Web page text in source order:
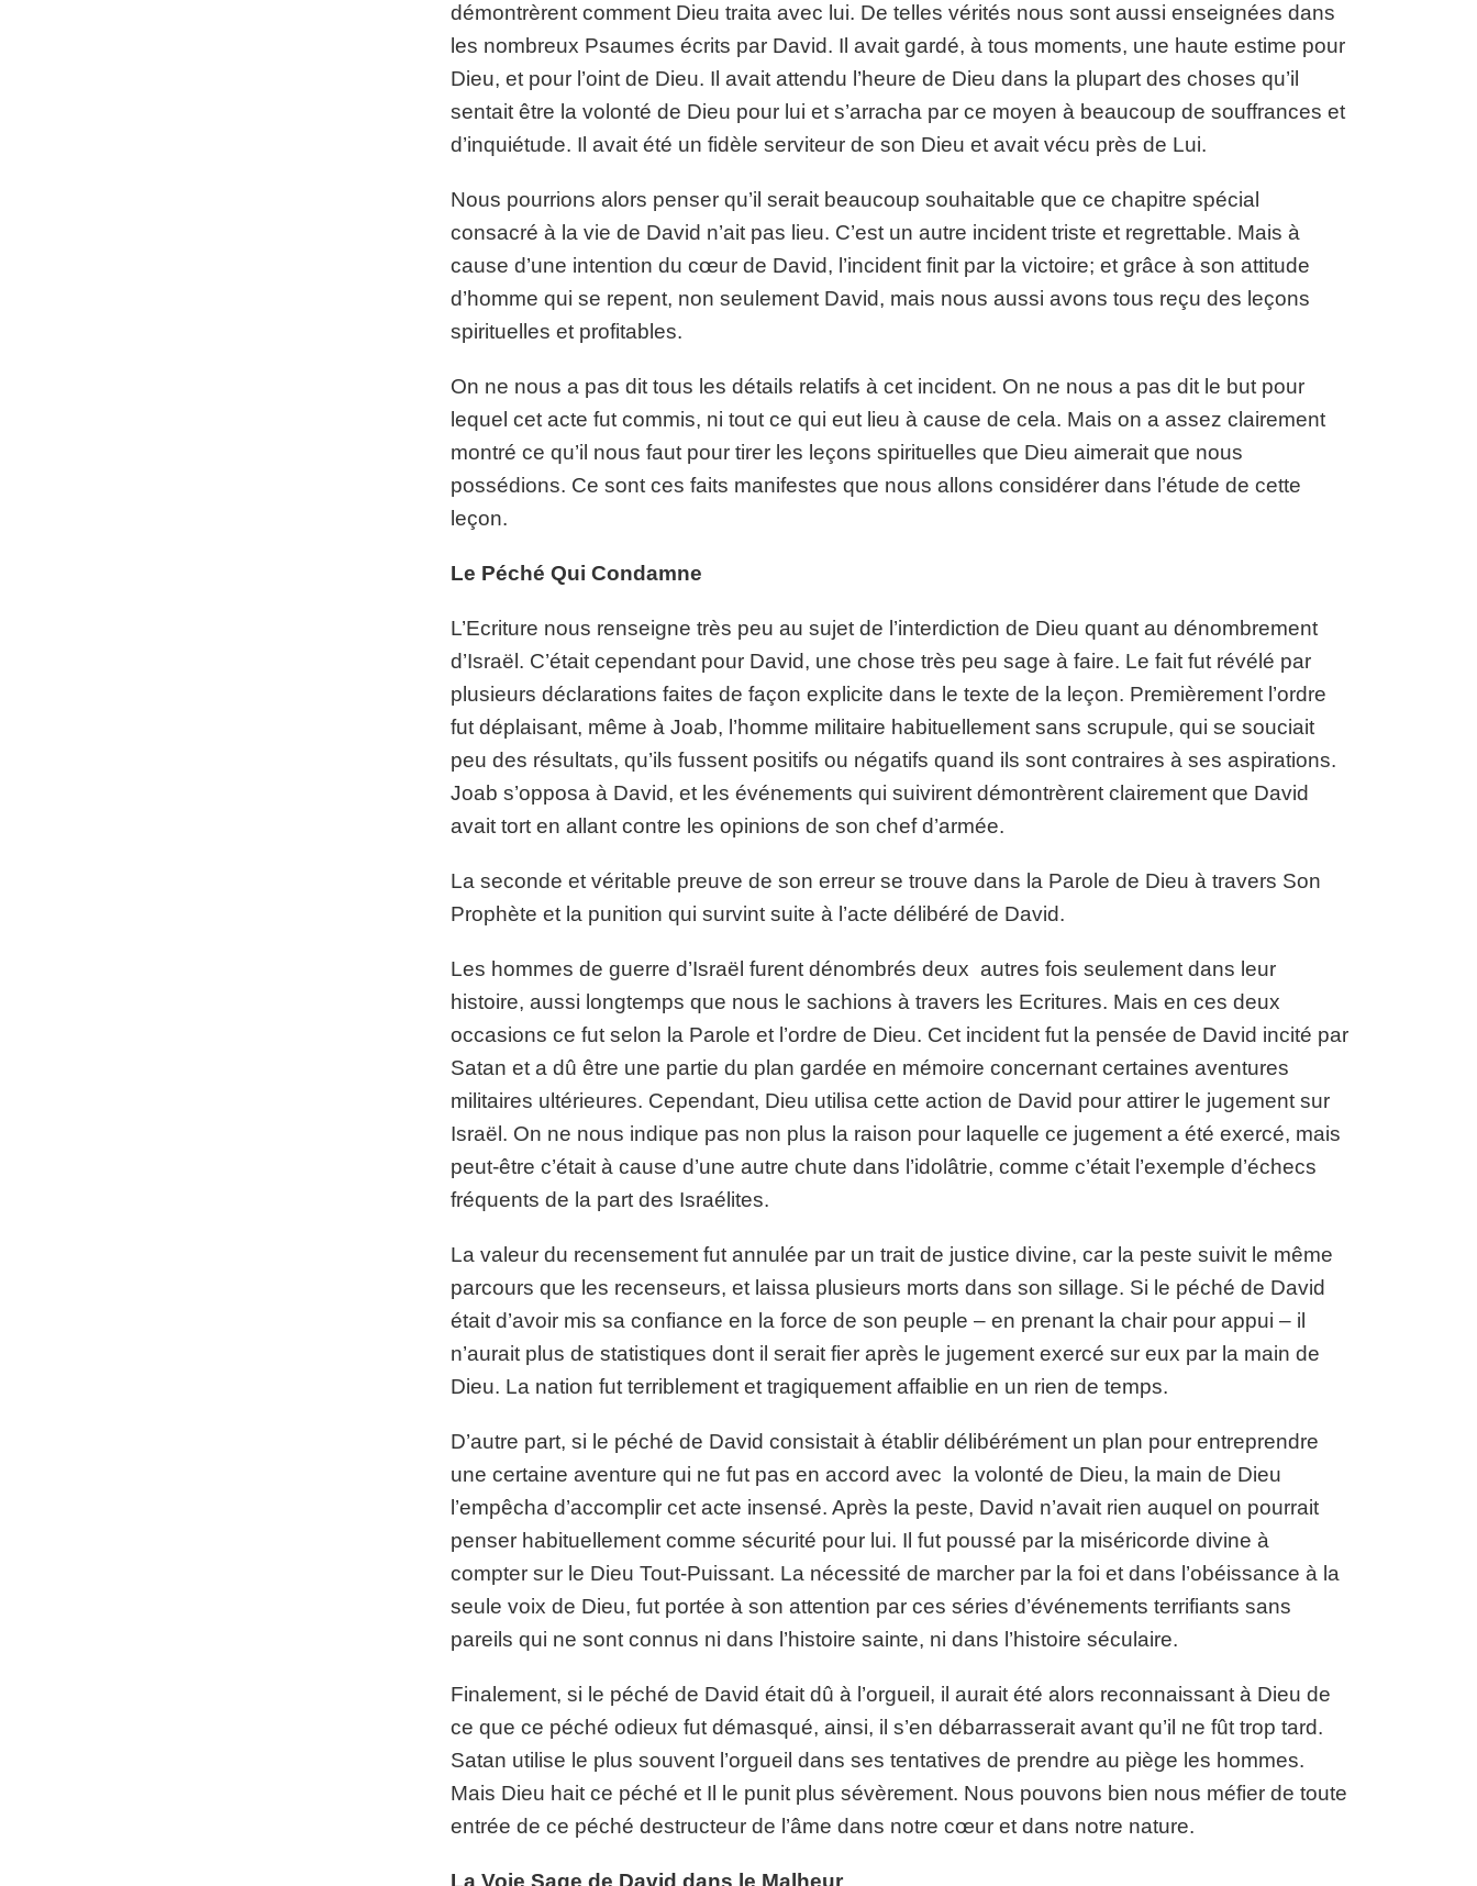
démontrèrent comment Dieu traita avec lui. De telles vérités nous sont aussi enseignées dans
les nombreux Psaumes écrits par David. Il avait gardé, à tous moments, une haute estime pour
Dieu, et pour l’oint de Dieu. Il avait attendu l’heure de Dieu dans la plupart des choses qu’il
sentait être la volonté de Dieu pour lui et s’arracha par ce moyen à beaucoup de souffrances et
d’inquiétude. Il avait été un fidèle serviteur de son Dieu et avait vécu près de Lui.
Nous pourrions alors penser qu’il serait beaucoup souhaitable que ce chapitre spécial
consacré à la vie de David n’ait pas lieu. C’est un autre incident triste et regrettable. Mais à
cause d’une intention du cœur de David, l’incident finit par la victoire; et grâce à son attitude
d’homme qui se repent, non seulement David, mais nous aussi avons tous reçu des leçons
spirituelles et profitables.
On ne nous a pas dit tous les détails relatifs à cet incident. On ne nous a pas dit le but pour
lequel cet acte fut commis, ni tout ce qui eut lieu à cause de cela. Mais on a assez clairement
montré ce qu’il nous faut pour tirer les leçons spirituelles que Dieu aimerait que nous
possédions. Ce sont ces faits manifestes que nous allons considérer dans l’étude de cette
leçon.
Le Péché Qui Condamne
L’Ecriture nous renseigne très peu au sujet de l’interdiction de Dieu quant au dénombrement
d’Israël. C’était cependant pour David, une chose très peu sage à faire. Le fait fut révélé par
plusieurs déclarations faites de façon explicite dans le texte de la leçon. Premièrement l’ordre
fut déplaisant, même à Joab, l’homme militaire habituellement sans scrupule, qui se souciait
peu des résultats, qu’ils fussent positifs ou négatifs quand ils sont contraires à ses aspirations.
Joab s’opposa à David, et les événements qui suivirent démontrèrent clairement que David
avait tort en allant contre les opinions de son chef d’armée.
La seconde et véritable preuve de son erreur se trouve dans la Parole de Dieu à travers Son
Prophète et la punition qui survint suite à l’acte délibéré de David.
Les hommes de guerre d’Israël furent dénombrés deux autres fois seulement dans leur
histoire, aussi longtemps que nous le sachions à travers les Ecritures. Mais en ces deux
occasions ce fut selon la Parole et l’ordre de Dieu. Cet incident fut la pensée de David incité par
Satan et a dû être une partie du plan gardée en mémoire concernant certaines aventures
militaires ultérieures. Cependant, Dieu utilisa cette action de David pour attirer le jugement sur
Israël. On ne nous indique pas non plus la raison pour laquelle ce jugement a été exercé, mais
peut-être c’était à cause d’une autre chute dans l’idolâtrie, comme c’était l’exemple d’échecs
fréquents de la part des Israélites.
La valeur du recensement fut annulée par un trait de justice divine, car la peste suivit le même
parcours que les recenseurs, et laissa plusieurs morts dans son sillage. Si le péché de David
était d’avoir mis sa confiance en la force de son peuple – en prenant la chair pour appui – il
n’aurait plus de statistiques dont il serait fier après le jugement exercé sur eux par la main de
Dieu. La nation fut terriblement et tragiquement affaiblie en un rien de temps.
D’autre part, si le péché de David consistait à établir délibérément un plan pour entreprendre
une certaine aventure qui ne fut pas en accord avec la volonté de Dieu, la main de Dieu
l’empêcha d’accomplir cet acte insensé. Après la peste, David n’avait rien auquel on pourrait
penser habituellement comme sécurité pour lui. Il fut poussé par la miséricorde divine à
compter sur le Dieu Tout-Puissant. La nécessité de marcher par la foi et dans l’obéissance à la
seule voix de Dieu, fut portée à son attention par ces séries d’événements terrifiants sans
pareils qui ne sont connus ni dans l’histoire sainte, ni dans l’histoire séculaire.
Finalement, si le péché de David était dû à l’orgueil, il aurait été alors reconnaissant à Dieu de
ce que ce péché odieux fut démasqué, ainsi, il s’en débarrasserait avant qu’il ne fût trop tard.
Satan utilise le plus souvent l’orgueil dans ses tentatives de prendre au piège les hommes.
Mais Dieu hait ce péché et Il le punit plus sévèrement. Nous pouvons bien nous méfier de toute
entrée de ce péché destructeur de l’âme dans notre cœur et dans notre nature.
La Voie Sage de David dans le Malheur